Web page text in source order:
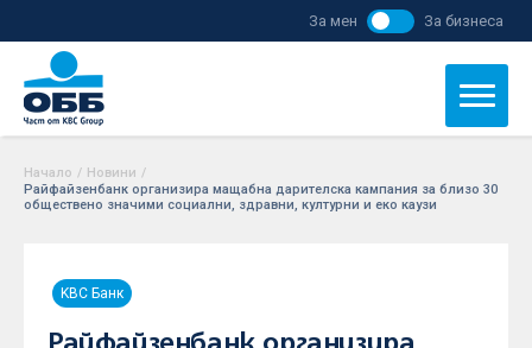
За мен За бизнеса
Начало / Новини /
Райфайзенбанк организира мащабна дарителска кампания за близо 30
обществено значими социални, здравни, културни и еко каузи
KBC Банк